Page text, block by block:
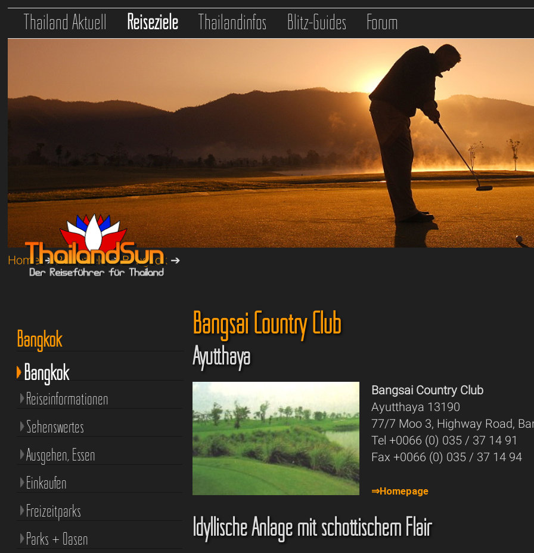
Thailand Aktuell Reiseziele Thailandinfos Blitz-Guides Forum
Home➔Reiseziele➔Bangkok ➔
Bangsai Country Club
Ayutthaya
Bangsai Country Club
Ayutthaya 13190
77/7 Moo 3, Highway Road,
Tel +0066 (0) 035 / 37 14 91
Fax +0066 (0) 035 / 37 14 94
⇒Homepage
Idyllische Anlage mit schottischem Flair
Bangkok
Bangkok
Reiseinformationen
Sehenswertes
Ausgehen, Essen
Einkaufen
Freizeitparks
Parks + Oasen